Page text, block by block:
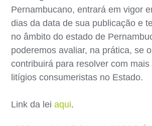
Pernambucano, entrará em vigor
dias da data de sua publicação e
no âmbito do estado de
poderemos avaliar, na prática, se
contribuirá para resolver com
litígios consumeristas no Estado.
Link da leiaqui.